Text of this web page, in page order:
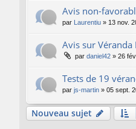
Avis non-
par Laurentiu » 13 nov.
Avis sur Véranda
par daniel42 » 26
Tests de 19
par js-martin » 05 sept.
Nouveau sujet